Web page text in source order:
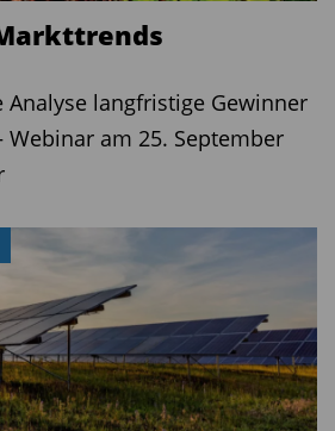
langfristige Gewinner
am 25. September